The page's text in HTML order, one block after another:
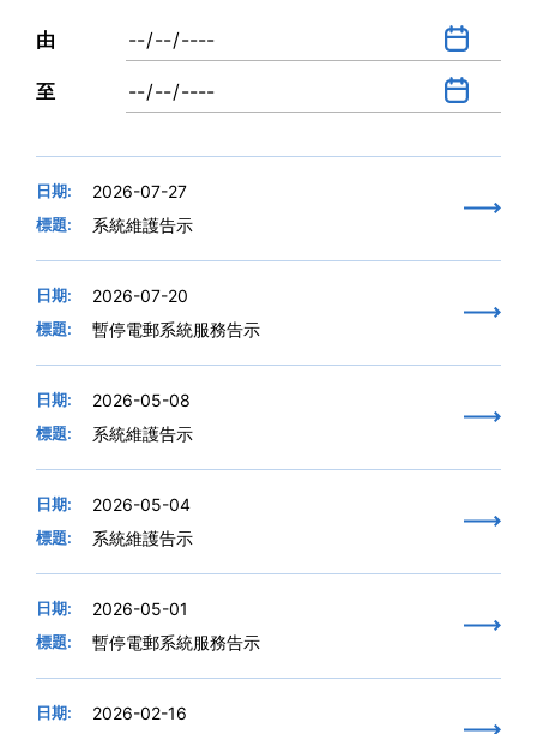
由
至
日期: 2026-07-27
標題: 系統維護告示
日期: 2026-07-20
標題: 暫停電郵系統服務告示
日期: 2026-05-08
標題: 系統維護告示
日期: 2026-05-04
標題: 系統維護告示
日期: 2026-05-01
標題: 暫停電郵系統服務告示
日期: 2026-02-16